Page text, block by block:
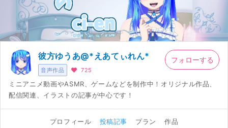
音声作品
彼方ゆうあ@*えあてぃれん*
725
ミニアニメ動画やASMR、ゲームなどを制作中！オリジナル作品、
配信関連、イラストの記事が中心です！
フォローする
プロフィール 投稿記事 プラン 作品